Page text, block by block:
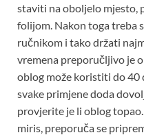
staviti na oboljelo mjesto,
folijom. Nakon toga treba
ručnikom i tako držati
vremena preporučljivo je
oblog može koristiti do 40
svake primjene doda
provjerite je li oblog
miris, preporuča se